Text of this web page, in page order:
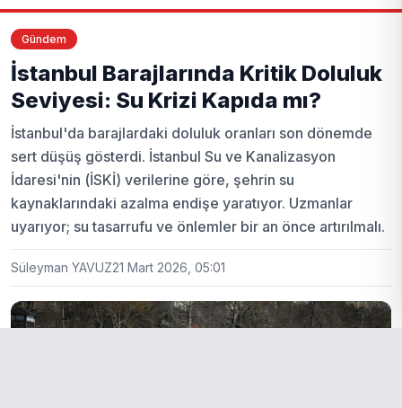
Gündem
İstanbul Barajlarında Kritik Doluluk
Seviyesi: Su Krizi Kapıda mı?
İstanbul'da barajlardaki doluluk oranları son dönemde
sert düşüş gösterdi. İstanbul Su ve Kanalizasyon
İdaresi'nin (İSKİ) verilerine göre, şehrin su
kaynaklarındaki azalma endişe yaratıyor. Uzmanlar
uyarıyor; su tasarrufu ve önlemler bir an önce artırılmalı.
Süleyman YAVUZ21 Mart 2026, 05:01